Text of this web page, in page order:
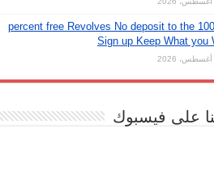
50 100 percent free Revolves No deposit to the
Sign up Keep What you
على فيسبوك